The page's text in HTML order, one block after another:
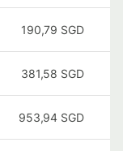
190,79 SGD
381,58 SGD
953,94 SGD